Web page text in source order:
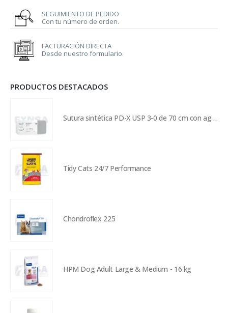
SEGUIMIENTO DE PEDIDO
Con tu número de orden.
FACTURACIÓN DIRECTA
Desde nuestro formulario.
PRODUCTOS DESTACADOS
Sutura sintética PD-X USP 3-0 de 70 cm con aguja de 26 mm
Tidy Cats 24/7 Performance
Chondroflex 225
HPM Dog Adult Large & Medium - 16 kg